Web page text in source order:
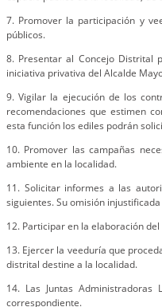
7. Promover la participación y
públicos.
8. Presentar al Concejo Distrital
iniciativa privativa del Alcalde
9. Vigilar la ejecución de los
recomendaciones que estimen
esta función los ediles podrán
10. Promover las campañas
ambiente en la localidad.
11. Solicitar informes a las
siguientes. Su omisión
12. Participar en la elaboración
13. Ejercer la veeduría que
distrital destine a la localidad.
14. Las Juntas
correspondiente.